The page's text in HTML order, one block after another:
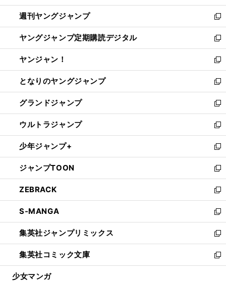
開
く
ウ
で
開
く
ン
ド
ウ
で
開
く
ウ
ィ
ン
ド
ウ
で
開
く
週刊ヤングジャンプ
新
し
い
ウ
ィ
ン
ド
ウ
で
開
く
ヤングジャンプ定期購読デジタル
新
し
い
ウ
ィ
ン
ド
ウ
で
開
く
ヤンジャン！
新
し
い
ウ
ィ
ン
ド
ウ
で
開
く
となりのヤングジャンプ
新
し
い
ウ
ィ
ン
ド
ウ
で
開
く
グランドジャンプ
新
し
い
ウ
ィ
ン
ド
ウ
で
開
く
ウルトラジャンプ
新
し
い
ウ
ィ
ン
ド
ウ
で
開
く
少年ジャンプ+
新
し
い
ウ
ィ
ン
ド
ウ
で
開
く
ジャンプTOON
新
し
い
ウ
ィ
ン
ド
ウ
で
開
ZEBRACK
新
し
い
ウ
ィ
ン
ド
ウ
S-MANGA
新
し
い
ウ
ィ
ン
集英社ジャンプリミックス
新
し
い
ウ
集英社コミック文庫
新
し
少女マンガ